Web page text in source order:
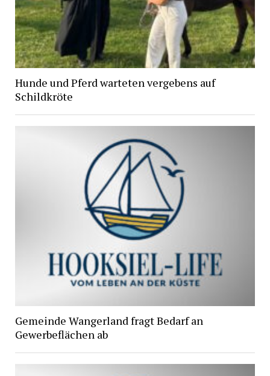
Hunde und Pferd warteten vergebens auf
Schildkröte
Gemeinde Wangerland fragt Bedarf an
Gewerbeflächen ab